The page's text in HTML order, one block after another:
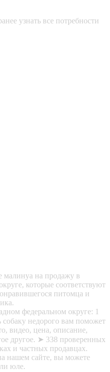
узнать все потребности
малинуа на продажу в
которые соответствуют
питомца и
федеральном округе: 1
недорого вам поможет
видео, цена, описание,
другое. ➤ 338 проверенных
и частных продавцах.
нашем сайте, вы можете
юле.